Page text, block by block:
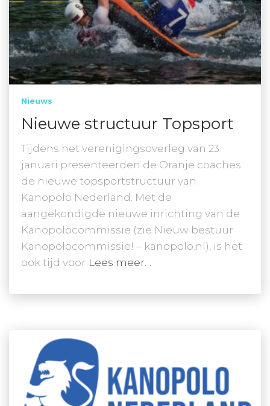
Nieuws
Nieuwe structuur Topsport
Tijdens het verenigingsoverleg van 23
januari presenteerden de Oranje coaches
de nieuwe topsportstructuur van
Kanopolo Nederland. Met de
aangekondigde nieuwe inrichting van de
Kanopolocommissie (zie Nieuw bestuur
Kanopolocommissie! – kanopolo.nl), is het
ook tijd voor Lees meer…